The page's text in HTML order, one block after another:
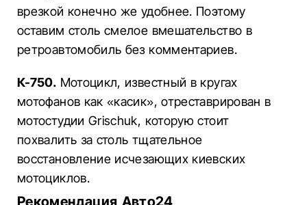
врезкой конечно же удобнее. Поэтому
оставим столь смелое вмешательство в
ретроавтомобиль без комментариев.
К-750. Мотоцикл, известный в кругах
мотофанов как «касик», отреставрирован в
мотостудии Grischuk, которую стоит
похвалить за столь тщательное
восстановление исчезающих киевских
мотоциклов.
Рекомендация Авто24